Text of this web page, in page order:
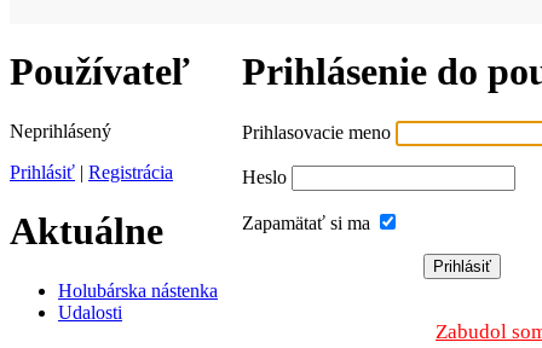
Používateľ
Neprihlásený
Prihlásiť | Registrácia
Aktuálne
Holubárska nástenka
Udalosti
Prihlásenie do
Prihlasovacie meno
Heslo
Zapamätať si ma
Zabudol